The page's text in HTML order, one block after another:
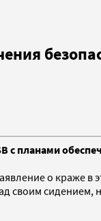
планами
о краже
сидением,